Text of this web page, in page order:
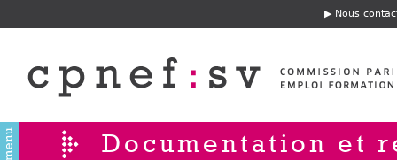
E
t
ê
e
Nous
Documentation et